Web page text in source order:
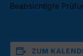
Beabsichtigte
ZUM